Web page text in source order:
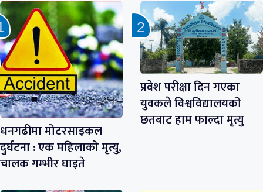
धनगढीमा मोटरसाइकल
दुर्घटना : एक महिलाको मृत्यु,
चालक गम्भीर घाइते
प्रवेश परीक्षा दिन गएका
युवकले विश्वविद्यालयको
छतबाट हाम फाल्दा मृत्यु